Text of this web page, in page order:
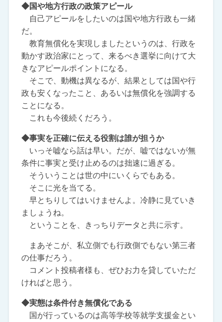
◆国や地方行政の政策アピール
自己アピールをしたいのは国や地方行政も一緒
だ。
教育無償化を実現しましたというのは、行政を
動かす政治家にとって、来るべき選挙に向けて大
きなアピールポイントになる。
そこで、動機は異なるが、結果としては国や行
政も安くなったこと、あるいは無償化を強調する
ことになる。
これも今後続くだろう。
◆事実を正確に伝える役割は誰が担うか
いっそ嘘なら話は早い。だが、嘘ではないが無
条件に事実と受け止めるのは拙速に過ぎる。
そういうことは世の中にいくらでもある。
そこに光を当てる。
早とちりしてはいけませんよ。冷静に見ていき
ましょうね。
ということを、きっちりデータと共に示す。
まあそこが、私立側でも行政側でもない第三者
の仕事だろう。
コメント投稿者様も、ぜひお力を貸していただ
ければと思う。
◆実態は条件付き無償化である
国が行っているのは高等学校等就学支援金とい